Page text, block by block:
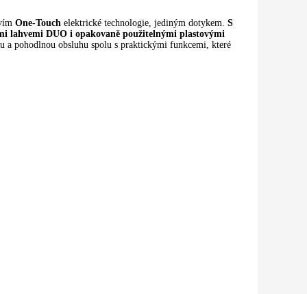
One-Touch elektrické technologie, jediným dotykem. S
lahvemi DUO i opakovaně použitelnými plastovými
a pohodlnou obsluhu spolu s praktickými funkcemi, které